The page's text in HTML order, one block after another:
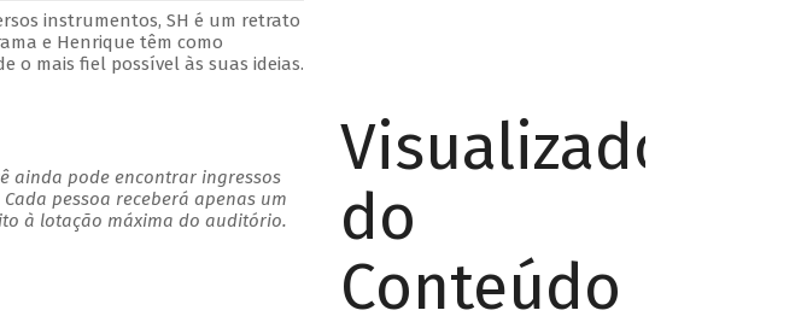
instrumentos, SH é um retrato
e Henrique têm como
o mais fiel possível às suas ideias.
ainda pode encontrar ingressos
pessoa receberá apenas um
à lotação máxima do auditório.
Visualizador
do
Conteúdo